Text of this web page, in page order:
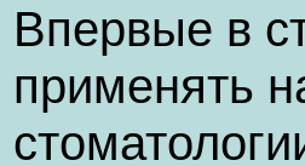
Впервые в
применять